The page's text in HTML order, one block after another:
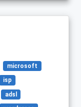
microsoft
isp
adsl